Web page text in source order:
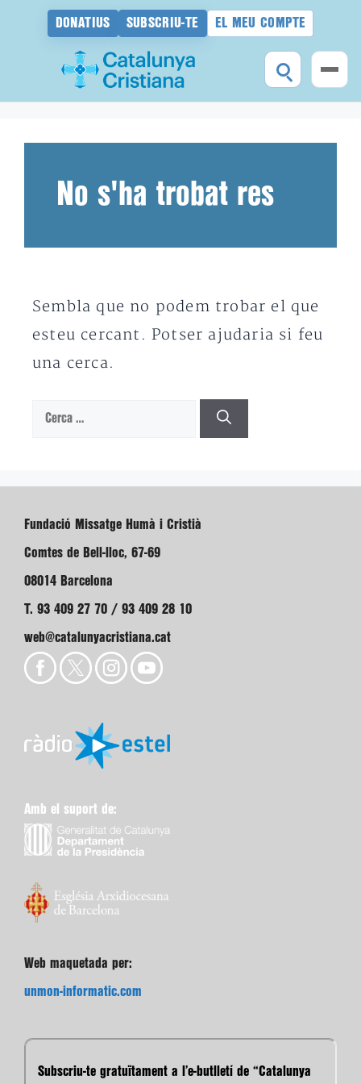
DONATIUS SUBSCRIU-TE EL MEU COMPTE
No s'ha trobat res
Sembla que no podem trobar el que
esteu cercant. Potser ajudaria si feu
una cerca.
Cerca:
Fundació Missatge Humà i Cristià
Comtes de Bell-lloc, 67-69
08014 Barcelona
T. 93 409 27 70 / 93 409 28 10
web@catalunyacristiana.cat
Amb el suport de:
Web maquetada per:
unmon-informatic.com
Subscriu-te gratuïtament a l’e-butlletí de “Catalunya